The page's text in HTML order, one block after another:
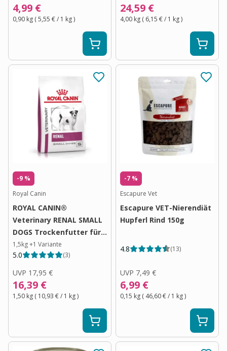
4,99 €
0,90 kg (5,55 €/ 1 kg)
24,59 €
4,00 kg ( 6,15 €/ 1 kg)
-9 %
Royal Canin
ROYAL CANIN®
Veterinary RENAL SMALL
DOGS Trockenfutter für
Hunde
1,5kg+1 Variante
5.0 (3)
UVP 17,95 €
16,39 €
1,50 kg ( 10,93 €/ 1 kg)
-7 %
Escapure Vet
Escapure VET-Nierendiät
Hupferl Rind 150g
4.8 (13)
UVP 7,49 €
6,99 €
0,15 kg ( 46,60 €/ 1 kg)